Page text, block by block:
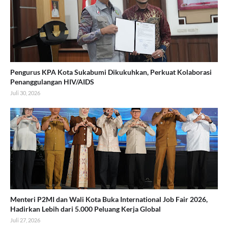
Pengurus KPA Kota Sukabumi Dikukuhkan, Perkuat Kolaborasi
Penanggulangan HIV/AIDS
Juli 30, 2026
Menteri P2MI dan Wali Kota Buka International Job Fair 2026,
Hadirkan Lebih dari 5.000 Peluang Kerja Global
Juli 27, 2026